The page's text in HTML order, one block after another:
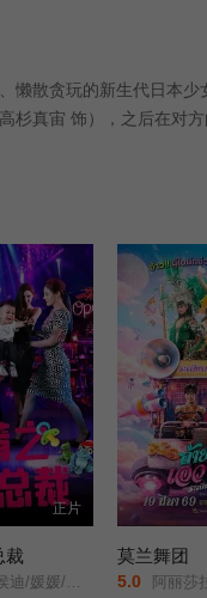
散贪玩的新生代日本少
杉真宙 饰），之后在对
方向…… 本片根据作家中
正片
裁
媛媛/石承昊/
莫兰舞团
5.0 阿丽莎拉·翁